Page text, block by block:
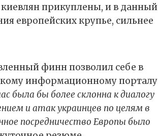
прикуплены, и в данный
европейских крупье, сильнее
финн позволил себе в
информационному порталу
была бы более склонна к диалогу
и атак украинцев по целям в
посредничество Европы было